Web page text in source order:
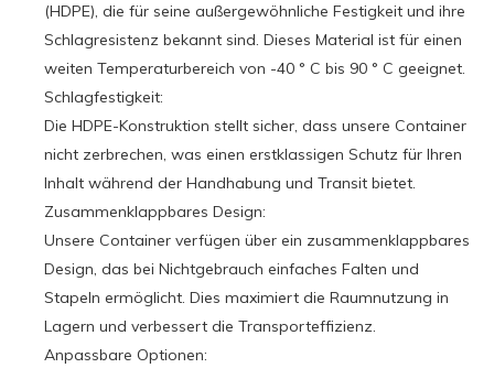
(HDPE), die für seine außergewöhnliche Festigkeit und ihre
Schlagresistenz bekannt sind. Dieses Material ist für einen
weiten Temperaturbereich von -40 ° C bis 90 ° C geeignet.
Schlagfestigkeit:
Die HDPE-Konstruktion stellt sicher, dass unsere Container
nicht zerbrechen, was einen erstklassigen Schutz für Ihren
Inhalt während der Handhabung und Transit bietet.
Zusammenklappbares Design:
Unsere Container verfügen über ein zusammenklappbares
Design, das bei Nichtgebrauch einfaches Falten und
Stapeln ermöglicht. Dies maximiert die Raumnutzung in
Lagern und verbessert die Transporteffizienz.
Anpassbare Optionen: